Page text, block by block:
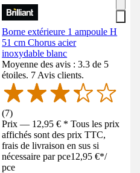
Borne extérieure 1 ampoule H
51 cm Chorus acier
inoxydable blanc
Moyenne des avis : 3.3 de 5
étoiles. 7 Avis clients.
(7)
Prix — 12,95 € * Tous les prix
affichés sont des prix TTC,
frais de livraison en sus si
nécessaire par pce12,95 €*/
pce